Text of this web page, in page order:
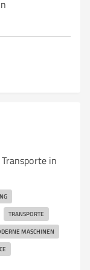
in
TRANSPORTE
MASCHINEN